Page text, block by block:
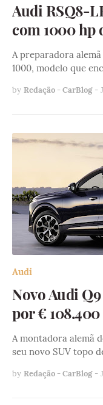
Audi RSQ8-
com 1000 hp
A preparadora
1000, modelo que
by Redação - CarBlog -
Audi
Novo Audi
por €
A montadora alemã
seu novo SUV topo
by Redação - CarBlog -